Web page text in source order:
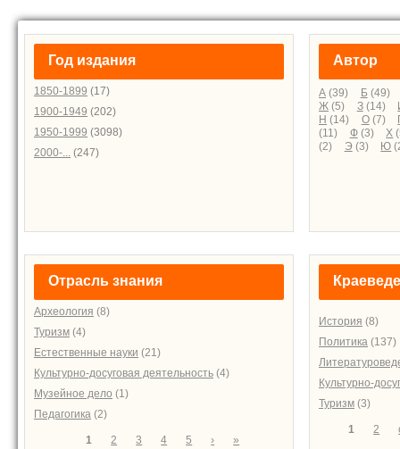
Год издания
1850-1899 (17)
1900-1949 (202)
1950-1999 (3098)
2000-... (247)
Автор
А (39) Б(49)
Ж (5) З(14)
Н (14) О(7)
(11)
Ф(3) Х
(2)
Э (3) Ю
Отрасль знания
Археология (8)
Туризм (4)
Естественные науки (21)
Культурно-досуговая деятельность (4)
Музейное дело (1)
Педагогика (2)
Страницы
1 2 3 4 5 › »
История (8)
Политика (137)
Культурно-
Туризм (3)
1 2